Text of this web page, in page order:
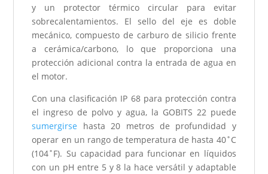
y un protector térmico circular para evitar
sobrecalentamientos. El sello del eje es doble
mecánico, compuesto de carburo de silicio frente
a cerámica/carbono, lo que proporciona una
protección adicional contra la entrada de agua en
el motor.
Con una clasificación IP 68 para protección contra
el ingreso de polvo y agua, la GOBITS 22 puede
sumergirse hasta 20 metros de profundidad y
operar en un rango de temperatura de hasta 40˚C
(104˚F). Su capacidad para funcionar en líquidos
con un pH entre 5 y 8 la hace versátil y adaptable